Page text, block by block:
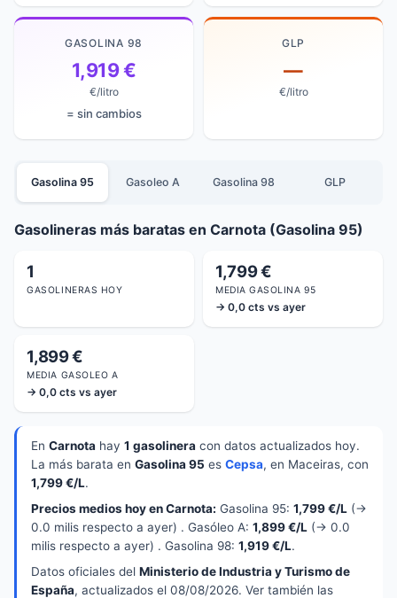
GASOLINA 98
1,919 €
€/litro
= sin cambios
GLP
—
€/litro
Gasolina 95 Gasoleo A Gasolina 98 GLP
Gasolineras más baratas en Carnota (Gasolina 95)
1
GASOLINERAS HOY
1,799 €
MEDIA GASOLINA 95
→ 0,0 cts vs ayer
1,899 €
MEDIA GASOLEO A
→ 0,0 cts vs ayer
En Carnota hay 1 gasolinera con datos actualizados hoy.
La más barata en Gasolina 95 es Cepsa, en Maceiras, con
1,799 €/L.
Precios medios hoy en Carnota: Gasolina 95: 1,799 €/L (→
0.0 milis respecto a ayer) . Gasóleo A: 1,899 €/L (→ 0.0
milis respecto a ayer) . Gasolina 98: 1,919 €/L.
Datos oficiales del Ministerio de Industria y Turismo de
España, actualizados el 08/08/2026. Ver también las